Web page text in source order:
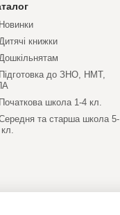
книжки
до ЗНО, НМТ,
школа 1-4 кл.
та старша школа 5-
кл.